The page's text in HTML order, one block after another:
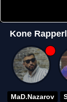
Kone
MaD.Nazarov